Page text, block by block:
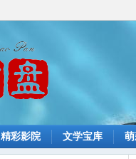
精彩影院 文学宝库